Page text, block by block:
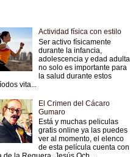
Actividad física con estilo
Ser activo físicamente
durante la infancia,
adolescencia y edad adulta,
no solo es importante para
la salud durante estos
vita...
El Crimen del Cácaro
Gumaro
Está y muchas peliculas
gratis online ya las puedes
ver al momento, el elenco
de esta película cuenta con